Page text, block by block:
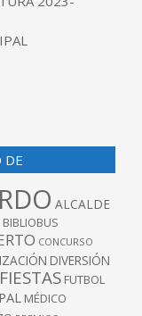
DE
ALCALDE
BIBLIOBUS
CONCURSO
DIVERSIÓN
FIESTAS FUTBOL
MÉDICO